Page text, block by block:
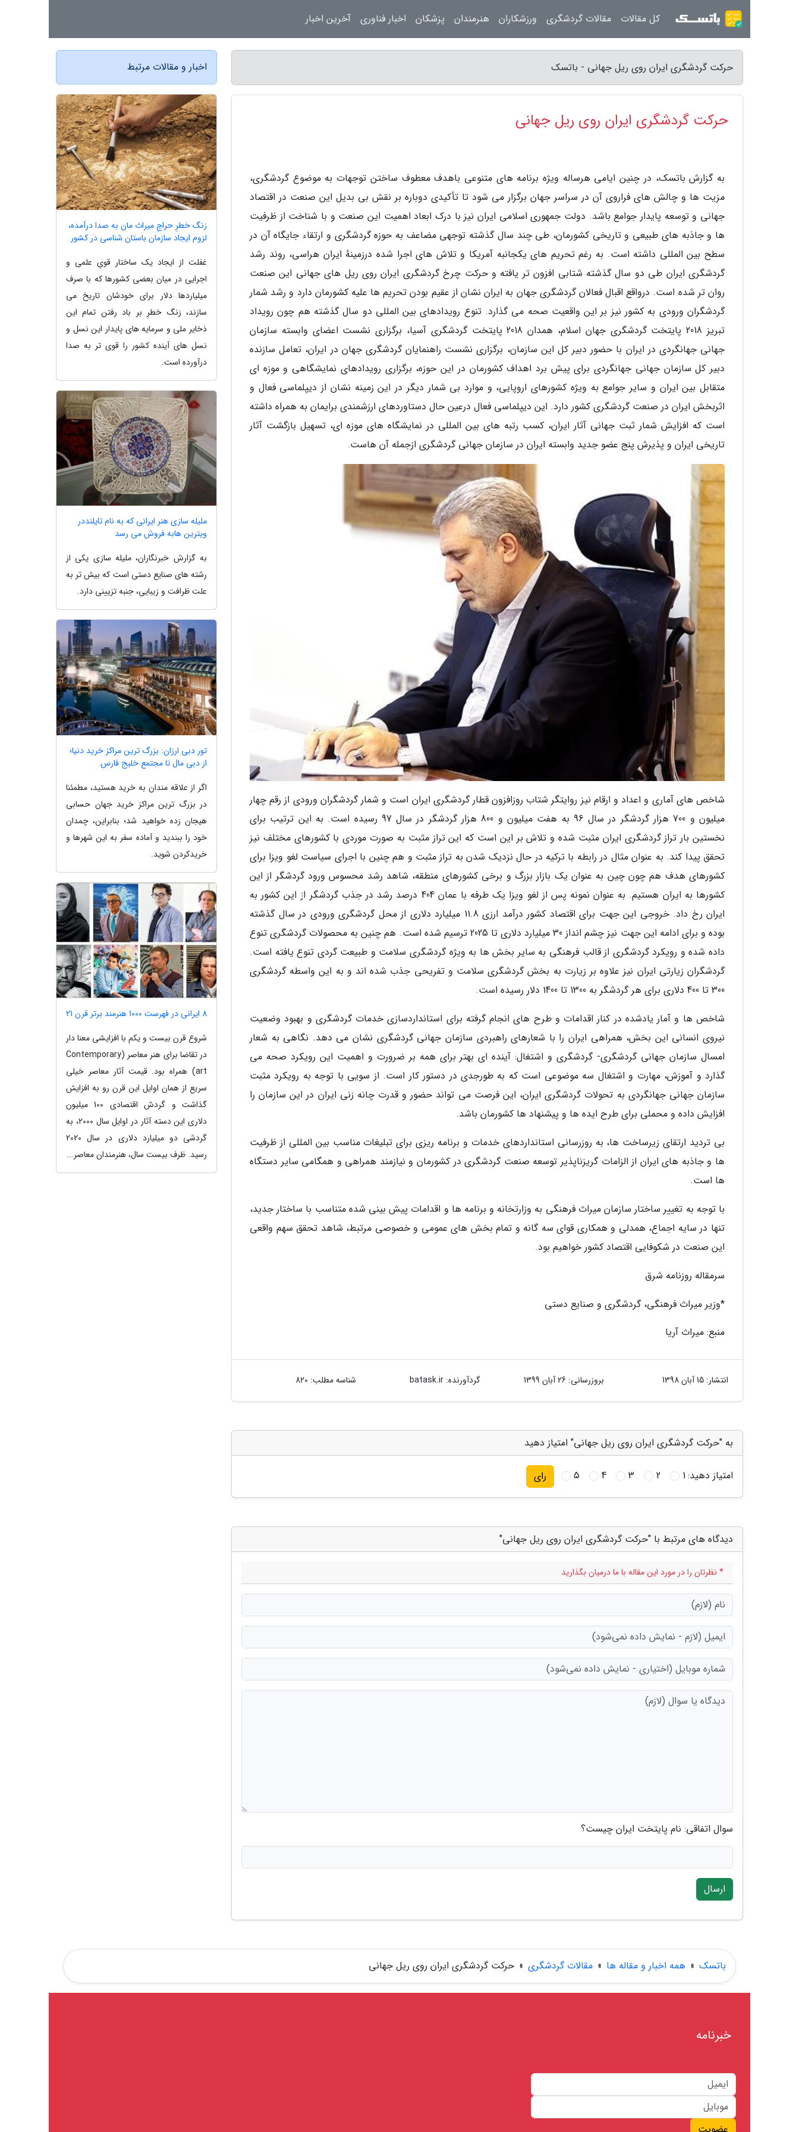
حرکت گردشگری ایران روی ریل جهانی - باتسک
حرکت گردشگری ایران روی ریل جهانی
به گزارش باتسک، در چنین ایامی هرساله ویژه برنامه های متنوعی باهدف معطوف ساختن توجهات به موضوع گردشگری،
مزیت ها و چالش های فراروی آن در سراسر جهان برگزار می شود تا تأکیدی دوباره بر نقش بی بدیل این صنعت در اقتصاد
جهانی و توسعه پایدار جوامع باشد. دولت جمهوری اسلامی ایران نیز با درک ابعاد اهمیت این صنعت و با شناخت از ظرفیت
ها و جاذبه های طبیعی و تاریخی کشورمان، طی چند سال گذشته توجهی مضاعف به حوزه گردشگری و ارتقاء جایگاه آن در
سطح بین المللی داشته است. به رغم تحریم های یکجانبه آمریکا و تلاش های اجرا شده درزمینهٔ ایران هراسی، روند رشد
گردشگری ایران طی دو سال گذشته شتابی افزون تر یافته و حرکت چرخ گردشگری ایران روی ریل های جهانی این صنعت
روان تر شده است. درواقع اقبال فعالان گردشگری جهان به ایران نشان از عقیم بودن تحریم ها علیه کشورمان دارد و رشد شمار
گردشگران ورودی به کشور نیز بر این واقعیت صحه می گذارد. تنوع رویدادهای بین المللی دو سال گذشته هم چون رویداد
تبریز 2018 پایتخت گردشگری جهان اسلام، همدان 2018 پایتخت گردشگری آسیا، برگزاری نشست اعضای وابسته سازمان
جهانی جهانگردی در ایران با حضور دبیر کل این سازمان، برگزاری نشست راهنمایان گردشگری جهان در ایران، تعامل سازنده
دبیر کل سازمان جهانی جهانگردی برای پیش برد اهداف کشورمان در این حوزه، برگزاری رویدادهای نمایشگاهی و موزه ای
متقابل بین ایران و سایر جوامع به ویژه کشورهای اروپایی، و موارد بی شمار دیگر در این زمینه نشان از دیپلماسی فعال و
اثربخش ایران در صنعت گردشگری کشور دارد. این دیپلماسی فعال درعین حال دستاوردهای ارزشمندی برایمان به همراه داشته
است که افزایش شمار ثبت جهانی آثار ایران، کسب رتبه های بین المللی در نمایشگاه های موزه ای، تسهیل بازگشت آثار
تاریخی ایران و پذیرش پنج عضو جدید وابسته ایران در سازمان جهانی گردشگری ازجمله آن هاست.
شاخص های آماری و اعداد و ارقام نیز روایتگر شتاب روزافزون قطار گردشگری ایران است و شمار گردشگران ورودی از رقم چهار
میلیون و 700 هزار گردشگر در سال 96 به هفت میلیون و 800 هزار گردشگر در سال 97 رسیده است. به این ترتیب برای
نخستین بار تراز گردشگری ایران مثبت شده و تلاش بر این است که این تراز مثبت به صورت موردی با کشورهای مختلف نیز
تحقق پیدا کند. به عنوان مثال در رابطه با ترکیه در حال نزدیک شدن به تراز مثبت و هم چنین با اجرای سیاست لغو ویزا برای
کشورهای هدف هم چون چین به عنوان یک بازار بزرگ و برخی کشورهای منطقه، شاهد رشد محسوس ورود گردشگر از این
کشورها به ایران هستیم. به عنوان نمونه پس از لغو ویزا یک طرفه با عمان 404 درصد رشد در جذب گردشگر از این کشور به
ایران رخ داد. خروجی این جهت برای اقتصاد کشور درآمد ارزی 11.8 میلیارد دلاری از محل گردشگری ورودی در سال گذشته
بوده و برای ادامه این جهت نیز چشم انداز 30 میلیارد دلاری تا 2025 ترسیم شده است. هم چنین به محصولات گردشگری تنوع
داده شده و رویکرد گردشگری از قالب فرهنگی به سایر بخش ها به ویژه گردشگری سلامت و طبیعت گردی تنوع یافته است.
گردشگران زیارتی ایران نیز علاوه بر زیارت به بخش گردشگری سلامت و تفریحی جذب شده اند و به این واسطه گردشگری
300 تا 400 دلاری برای هر گردشگر به 1300 تا 1400 دلار رسیده است.
شاخص ها و آمار یادشده در کنار اقدامات و طرح های انجام گرفته برای استانداردسازی خدمات گردشگری و بهبود وضعیت
نیروی انسانی این بخش، همراهی ایران را با شعارهای راهبردی سازمان جهانی گردشگری نشان می دهد. نگاهی به شعار
امسال سازمان جهانی گردشگری- گردشگری و اشتغال: آینده ای بهتر برای همه بر ضرورت و اهمیت این رویکرد صحه می
گذارد و آموزش، مهارت و اشتغال سه موضوعی است که به طورجدی در دستور کار است. از سویی با توجه به رویکرد مثبت
سازمان جهانی جهانگردی به تحولات گردشگری ایران، این فرصت می تواند حضور و قدرت چانه زنی ایران در این سازمان را
افزایش داده و محملی برای طرح ایده ها و پیشنهاد ها کشورمان باشد.
بی تردید ارتقای زیرساخت ها، به روزرسانی استانداردهای خدمات و برنامه ریزی برای تبلیغات مناسب بین المللی از ظرفیت
ها و جاذبه های ایران از الزامات گریزناپذیر توسعه صنعت گردشگری در کشورمان و نیازمند همراهی و همگامی سایر دستگاه
ها است.
با توجه به تغییر ساختار سازمان میراث فرهنگی به وزارتخانه و برنامه ها و اقدامات پیش بینی شده متناسب با ساختار جدید،
تنها در سایه اجماع، همدلی و همکاری قوای سه گانه و تمام بخش های عمومی و خصوصی مرتبط، شاهد تحقق سهم واقعی
این صنعت در شکوفایی اقتصاد کشور خواهیم بود.
سرمقاله روزنامه شرق
*وزیر میراث فرهنگی، گردشگری و صنایع دستی
منبع: میراث آریا
انتشار: 15 آبان 1398 بروزرسانی: 26 آبان 1399 گردآورنده:batask.ir شناسه مطلب: 820
به "حرکت گردشگری ایران روی ریل جهانی" امتیاز دهید
امتیاز دهید:1
2
3
4
5 رای
دیدگاه های مرتبط با "حرکت گردشگری ایران روی ریل جهانی"
* نظرتان را در مورد این مقاله با ما درمیان بگذارید
سوال اتفاقی: نام پایتخت ایران چیست؟
ارسال
اخبار و مقالات مرتبط
زنگ خطرِ حراجِ میراث مان به صدا درآمده،
لزوم ایجاد سازمان باستان شناسی در کشور
غفلت از ایجاد یک ساختار قویِ علمی و
اجرایی در میان بعضی کشورها که با صرف
میلیاردها دلار برای خودشان تاریخ می
سازند، زنگ خطرِ بر باد رفتن تمام این
ذخایر ملی و سرمایه های پایدار این نسل و
نسل های آینده کشور را قوی تر به صدا
درآورده است.
ملیله سازی هنر ایرانی که به نام تایلنددر
ویترین هابه فروش می رسد
به گزارش خبرنگاران، ملیله سازی یکی از
رشته های صنایع دستی است که بیش تر به
علت ظرافت و زیبایی، جنبه تزیینی دارد.
تور دبی ارزان: بزرگ ترین مراکز خرید دنیا؛
از دبی مال تا مجتمع خلیج فارس
اگر از علاقه مندان به خرید هستید، مطمئنا
در بزرگ ترین مراکز خرید جهان حسابی
هیجان زده خواهید شد؛ بنابراین، چمدان
خود را ببندید و آماده سفر به این شهرها و
خریدکردن شوید.
8 ایرانی در فهرست 1000 هنرمند برتر قرن 21
شروع قرن بیست و یکم با افزایشی معنا دار
در تقاضا برای هنر معاصر (Contemporary
art) همراه بود. قیمت آثار معاصر خیلی
سریع از همان اوایل این قرن رو به افزایش
گذاشت و گردش اقتصادی 100 میلیون
دلاری این دسته آثار در اوایل سال 2000، به
گردشی دو میلیارد دلاری در سال 2020
رسید. ظرف بیست سال، هنرمندان معاصر...
باتسک » همه اخبار و مقاله ها » مقالات گردشگری » حرکت گردشگری ایران روی ریل جهانی
کل مقالات مقالات گردشگری ورزشکاران هنرمندان پزشکان اخبار فناوری آخرین اخبار
خبرنامه